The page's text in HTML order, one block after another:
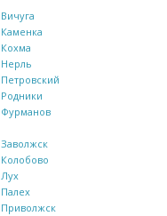
Вичуга
Каменка
Кохма
Нерль
Петровский
Родники
Фурманов
Заволжск
Колобово
Лух
Палех
Приволжск